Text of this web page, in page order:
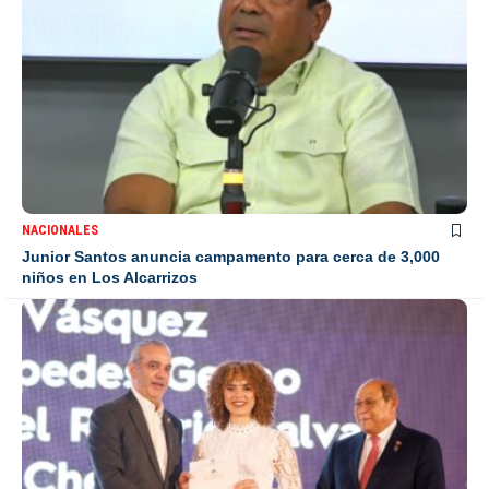
NACIONALES
Junior Santos anuncia campamento para cerca de 3,000
niños en Los Alcarrizos